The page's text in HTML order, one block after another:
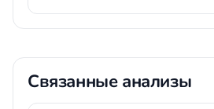
Связанные анализы